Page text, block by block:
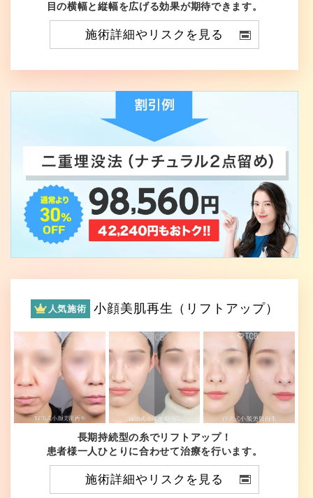
目の横幅と縦幅を広げる効果が期待できます。
施術詳細やリスクを見る
人気施術 小顔美肌再生（リフトアップ）
長期持続型の糸でリフトアップ！
患者様一人ひとりに合わせて治療を行います。
施術詳細やリスクを見る